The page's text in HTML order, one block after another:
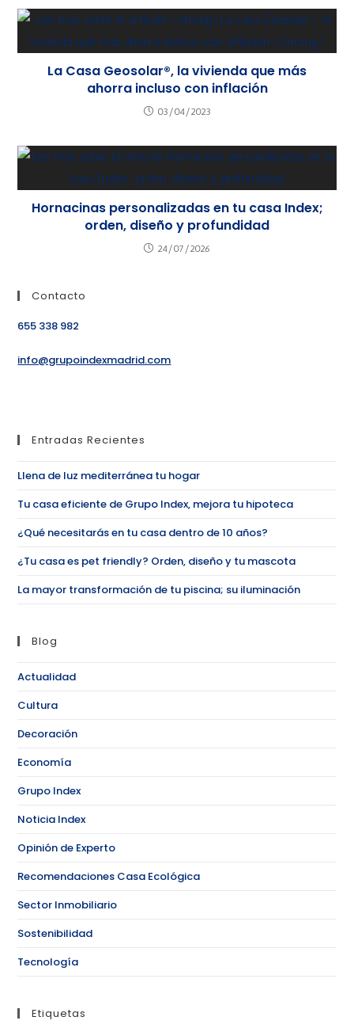
La Casa Geosolar®, la vivienda que más
ahorra incluso con inflación
03/04/2023
Hornacinas personalizadas en tu casa Index;
orden, diseño y profundidad
24/07/2026
Contacto
655 338 982
info@grupoindexmadrid.com
Entradas Recientes
Llena de luz mediterránea tu hogar
Tu casa eficiente de Grupo Index, mejora tu hipoteca
¿Qué necesitarás en tu casa dentro de 10 años?
¿Tu casa es pet friendly? Orden, diseño y tu mascota
La mayor transformación de tu piscina; su iluminación
Blog
Actualidad
Cultura
Decoración
Economía
Grupo Index
Noticia Index
Opinión de Experto
Recomendaciones Casa Ecológica
Sector Inmobiliario
Sostenibilidad
Tecnología
Etiquetas